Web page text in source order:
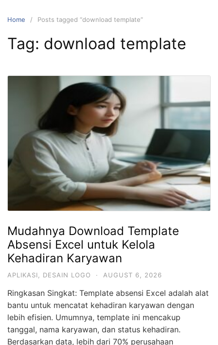
Home Posts tagged “download template”
Tag: download template
Mudahnya Download Template
Absensi Excel untuk Kelola
Kehadiran Karyawan
APLIKASI, DESAIN LOGO · AUGUST 6, 2026
Ringkasan Singkat: Template absensi Excel adalah alat
bantu untuk mencatat kehadiran karyawan dengan
lebih efisien. Umumnya, template ini mencakup
tanggal, nama karyawan, dan status kehadiran.
Berdasarkan data, lebih dari 70% perusahaan